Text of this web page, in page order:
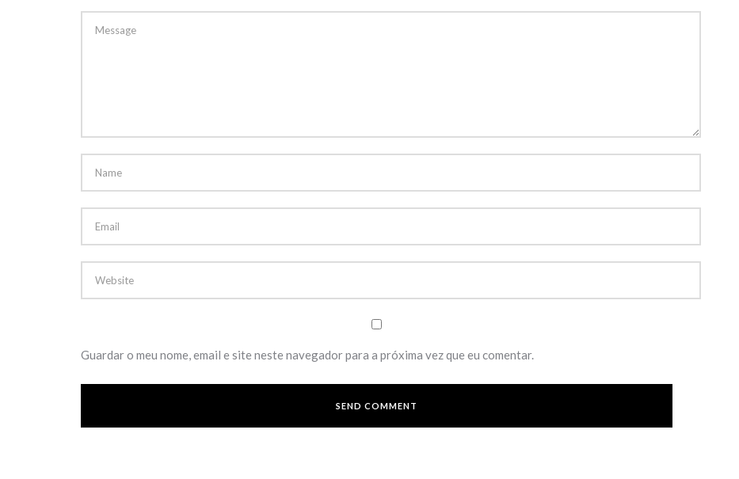
Guardar o meu nome, email e site neste navegador para a próxima vez que eu comentar.